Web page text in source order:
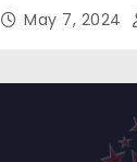
May 7, 2024